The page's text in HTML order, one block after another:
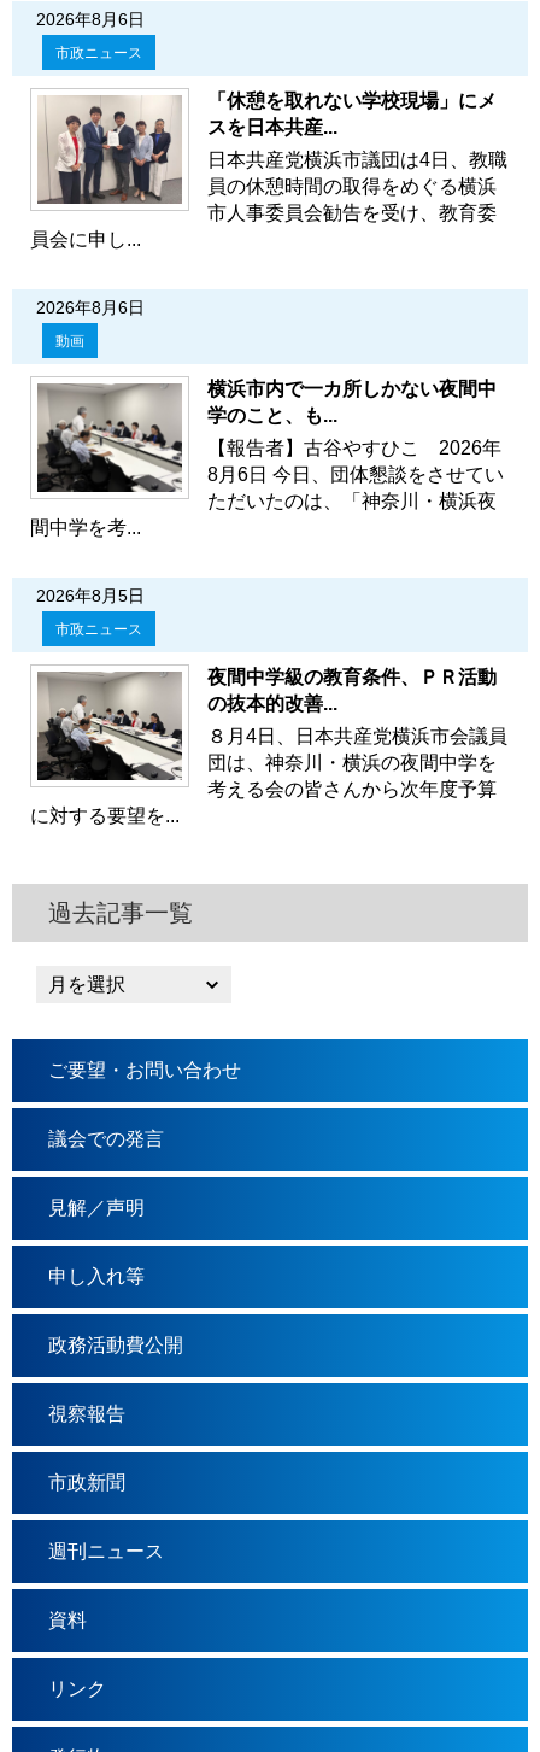
2026年8月6日
市政ニュース
「休憩を取れない学校現場」にメ
スを日本共産...
日本共産党横浜市議団は4日、教職
員の休憩時間の取得をめぐる横浜
市人事委員会勧告を受け、教育委
員会に申し...
2026年8月6日
動画
横浜市内で一カ所しかない夜間中
学のこと、も...
【報告者】古谷やすひこ 2026年
8月6日 今日、団体懇談をさせてい
ただいたのは、「神奈川・横浜夜
間中学を考...
2026年8月5日
市政ニュース
夜間中学級の教育条件、ＰＲ活動
の抜本的改善...
８月4日、日本共産党横浜市会議員
団は、神奈川・横浜の夜間中学を
考える会の皆さんから次年度予算
に対する要望を...
過去記事一覧
ご要望・お問い合わせ
議会での発言
見解／声明
申し入れ等
政務活動費公開
視察報告
市政新聞
週刊ニュース
資料
リンク